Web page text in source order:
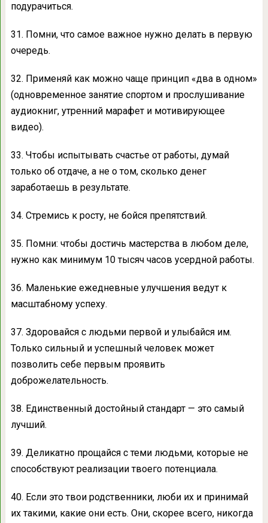
подурачиться.
31. Помни, что самое важное нужно делать в первую
очередь.
32. Применяй как можно чаще принцип «два в одном»
(одновременное занятие спортом и прослушивание
аудиокниг, утренний марафет и мотивирующее
видео).
33. Чтобы испытывать счастье от работы, думай
только об отдаче, а не о том, сколько денег
заработаешь в результате.
34. Стремись к росту, не бойся препятствий.
35. Помни: чтобы достичь мастерства в любом деле,
нужно как минимум 10 тысяч часов усердной работы.
36. Маленькие ежедневные улучшения ведут к
масштабному успеху.
37. Здоровайся с людьми первой и улыбайся им.
Только сильный и успешный человек может
позволить себе первым проявить
доброжелательность.
38. Единственный достойный стандарт — это самый
лучший.
39. Деликатно прощайся с теми людьми, которые не
способствуют реализации твоего потенциала.
40. Если это твои родственники, люби их и принимай
их такими, какие они есть. Они, скорее всего, никогда